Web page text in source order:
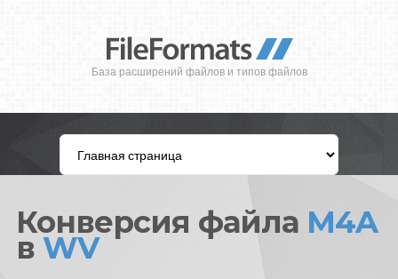
База расширений файлов и типов файлов
Конверсия файла M4A
в WV